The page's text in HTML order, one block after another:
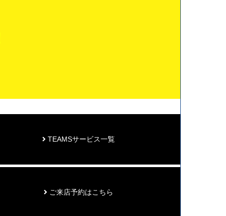
TEAMSサービス一覧
ご来店予約はこちら